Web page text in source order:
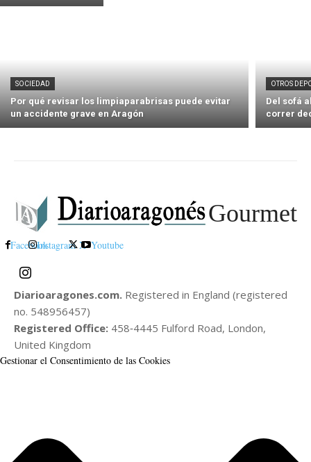
SOCIEDAD
Por qué revisar los limpiaparabrisas puede evitar
un accidente grave en Aragón
OTROS
Del sofá
correr
Gourmet
FacebookInstagram X Youtube
Diarioaragones.com. Registered in England (registered
no. 548956457)
Registered Office: 458‑4445 Fulford Road, London,
United Kingdom
Gestionar el Consentimiento de las Cookies